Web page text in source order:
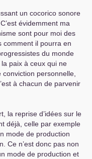
un cocorico sonore
évidemment ma
sont pour moi des
comment il pourra en
du monde
paix à ceux qui ne
personnelle,
à chacun de parvenir
la reprise d’idées sur le
déjà, celle par exemple
mode de production
Ce n’est donc pas non
mode de production et